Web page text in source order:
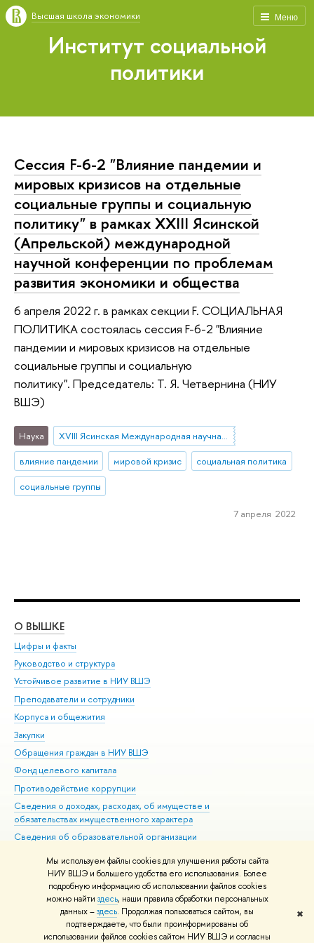
Мы используем файлы cookies для улучшения работы сайта
НИУ ВШЭ и большего удобства его использования. Более
подробную информацию об использовании файлов cookies
можно найти здесь, наши правила обработки персональных
данных –здесь. Продолжая пользоваться сайтом, вы
подтверждаете, что были проинформированы об
использовании файлов cookies сайтом НИУ ВШЭ и согласны
✖
Меню
Высшая школа экономики
Институт социальной
политики
Сессия F-6-2 "Влияние пандемии и
мировых кризисов на отдельные
социальные группы и социальную
политику" в рамках XXIII Ясинской
(Апрельской) международной
научной конференции по проблемам
развития экономики и общества
6 апреля 2022 г. в рамках секции F. СОЦИАЛЬНАЯ
ПОЛИТИКА состоялась сессия F-6-2 "Влияние
пандемии и мировых кризисов на отдельные
социальные группы и социальную
политику". Председатель: Т. Я. Четвернина (НИУ
ВШЭ)
Наука
XVIII Ясинская Международная научная конференция
влияние пандемии
мировой кризис
социальная политика
социальные группы
7 апреля 2022
О ВЫШКЕ
Цифры и факты
Руководство и структура
Устойчивое развитие в НИУ ВШЭ
Преподаватели и сотрудники
Корпуса и общежития
Закупки
Обращения граждан в НИУ ВШЭ
Фонд целевого капитала
Противодействие коррупции
Сведения о доходах, расходах, об имуществе и
обязательствах имущественного характера
Сведения об образовательной организации
Людям с ограниченными возможностями здоровья
Единая платежная страница
Работа в Вышке
© НИУ ВШЭ 1993–2026 Адреса и контакты Условия использования